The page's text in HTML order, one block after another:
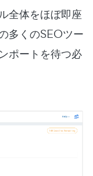
全体をほぼ即座
多くのSEOツー
ポートを待つ必